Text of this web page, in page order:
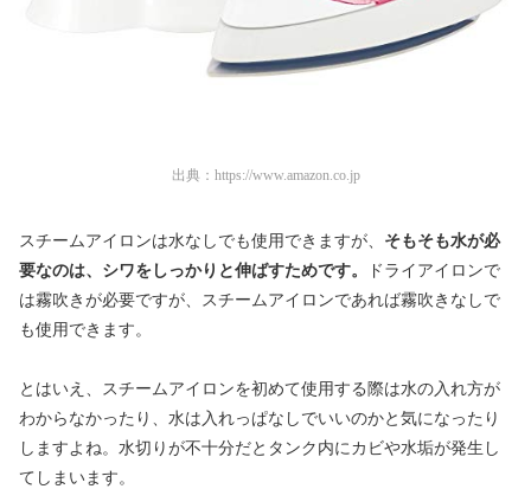
出典： https://www.amazon.co.jp
スチームアイロンは水なしでも使用できますが、 そもそも水が必
要なのは、シワをしっかりと伸ばすためです。
ドライアイロンで
は霧吹きが必要ですが、スチームアイロンであれば霧吹きなしで
も使用できます。
とはいえ、スチームアイロンを初めて使用する際は水の入れ方が
わからなかったり、水は入れっぱなしでいいのかと気になったり
しますよね。水切りが不十分だとタンク内にカビや水垢が発生し
てしまいます。